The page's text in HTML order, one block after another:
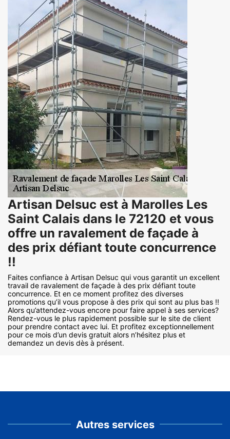
Artisan Delsuc est à Marolles Les
Saint Calais dans le 72120 et vous
offre un ravalement de façade à
des prix défiant toute concurrence
!!
Faites confiance à Artisan Delsuc qui vous garantit un excellent
travail de ravalement de façade à des prix défiant toute
concurrence. Et en ce moment profitez des diverses
promotions qu’il vous propose à des prix qui sont au plus bas !!
Alors qu’attendez-vous encore pour faire appel à ses services?
Rendez-vous le plus rapidement possible sur le site de client
pour prendre contact avec lui. Et profitez exceptionnellement
pour ce mois d’un devis gratuit alors n’hésitez plus et
demandez un devis dès à présent.
Autres services